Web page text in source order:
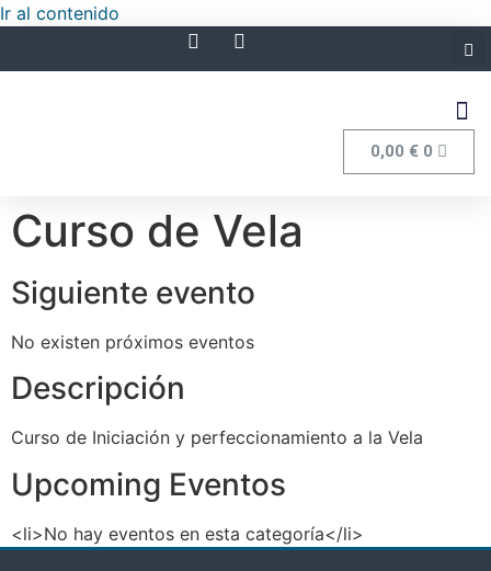
Ir al contenido
0,00 € 0
Curso de Vela
Siguiente evento
No existen próximos eventos
Descripción
Curso de Iniciación y perfeccionamiento a la Vela
Upcoming Eventos
<li>No hay eventos en esta categoría</li>